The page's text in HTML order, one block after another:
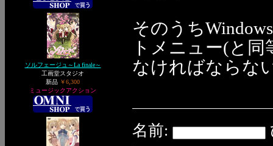
ソルフェージュ～La finale～
工画堂スタジオ
新品 ￥6,300
ミュージックアクション
そのうち
トメニュー(と
なければならな
名前: